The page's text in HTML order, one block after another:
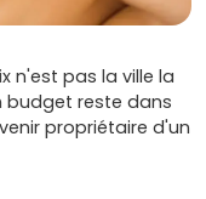
n'est pas la ville la
budget reste dans
propriétaire d'un